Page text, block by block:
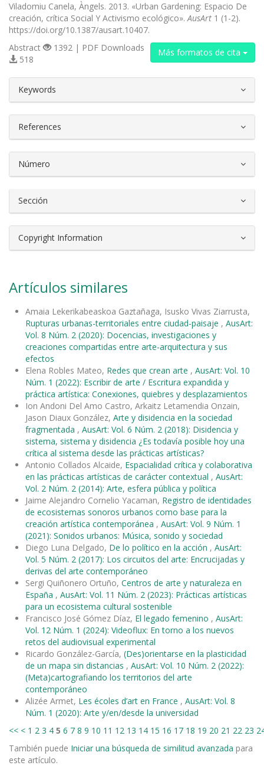
Viladomiu Canela, Àngels. 2013. «Urban Gardening: Espacio De
creación, crítica Social Y Activismo ecológico».AusArt 1 (1-2).
https://doi.org/10.1387/ausart.10407.
Más formatos de cita
Abstract
1392 | PDF Downloads
518
Keywords
References
Número
Sección
Copyright Information
Artículos similares
Amaia Lekerikabeaskoa Gaztañaga, Isusko Vivas Ziarrusta,
Rupturas urbanas-territoriales entre ciudad-paisaje , AusArt:
Vol. 8 Núm. 2 (2020): Docencias, investigaciones y
creaciones compartidas entre arte-arquitectura y sus
efectos
Elena Robles Mateo, Redes que crean arte , AusArt: Vol. 10
Núm. 1 (2022): Escribir de arte / Escritura expandida y
práctica artística: Conexiones, quiebres y desplazamientos
Ion Andoni Del Amo Castro, Arkaitz Letamendia Onzain,
Jason Diaux González, Arte y disidencia en la sociedad
fragmentada , AusArt: Vol. 6 Núm. 2 (2018): Disidencia y
sistema, sistema y disidencia ¿Es todavía posible hoy una
crítica al sistema desde las prácticas artísticas?
Antonio Collados Alcaide, Espacialidad crítica y colaborativa
en las prácticas artísticas de carácter contextual , AusArt:
Vol. 2 Núm. 2 (2014): Arte, esfera pública y política
Jaime Alejandro Cornelio Yacaman, Registro de identidades
de ecosistemas sonoros urbanos como base para la
creación artística contemporánea , AusArt: Vol. 9 Núm. 1
(2021): Sonidos urbanos: Música, sonido y sociedad
Diego Luna Delgado, De lo político en la acción , AusArt:
Vol. 5 Núm. 2 (2017): Los circuitos del arte: Encrucijadas y
derivas del arte contemporáneo
Sergi Quiñonero Ortuño, Centros de arte y naturaleza en
España , AusArt: Vol. 11 Núm. 2 (2023): Prácticas artísticas
para un ecosistema cultural sostenible
Francisco José Gómez Díaz, El legado femenino , AusArt:
Vol. 12 Núm. 1 (2024): Videoflux: En torno a los nuevos
retos del audiovisual experimental
Ricardo González-García, (Des)orientarse en la plasticidad
de un mapa sin distancias , AusArt: Vol. 10 Núm. 2 (2022):
(Meta)cartografiando los territorios del arte
contemporáneo
Alizée Armet, Les écoles d’art en France , AusArt: Vol. 8
Núm. 1 (2020): Arte y/en/desde la universidad
<< < 1 2 3 4 5 6 7 8 9 10 11 12 13 14 15 16 17 18 19 20 21 22 23
También puede Iniciar una búsqueda de similitud avanzada para
este artículo.